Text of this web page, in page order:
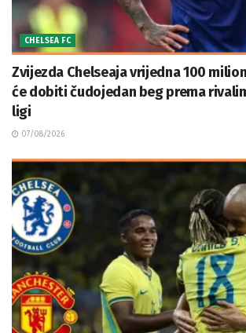
CHELSEA FC
Zvijezda Chelseaja vrijedna 100
će dobiti čudojedan beg prema
ligi
07/08/2026